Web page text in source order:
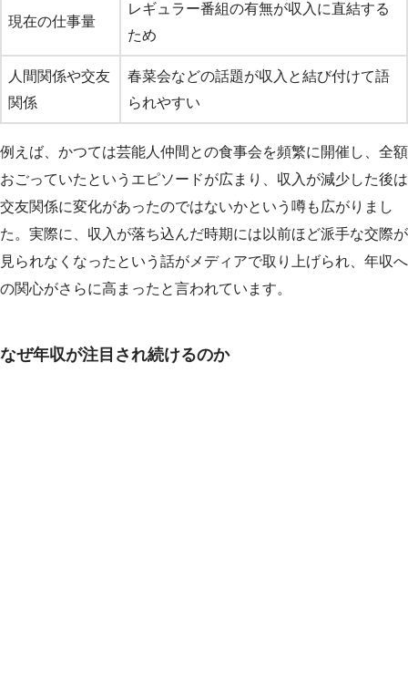
現在の仕事量
レギュラー番組の有無が収入に直結する
ため
人間関係や交友
関係
春菜会などの話題が収入と結び付けて語
られやすい
例えば、かつては芸能人仲間との食事会を頻繁に開催し、全額
おごっていたというエピソードが広まり、収入が減少した後は
交友関係に変化があったのではないかという噂も広がりまし
た。実際に、収入が落ち込んだ時期には以前ほど派手な交際が
見られなくなったという話がメディアで取り上げられ、年収へ
の関心がさらに高まったと言われています。
なぜ年収が注目され続けるのか